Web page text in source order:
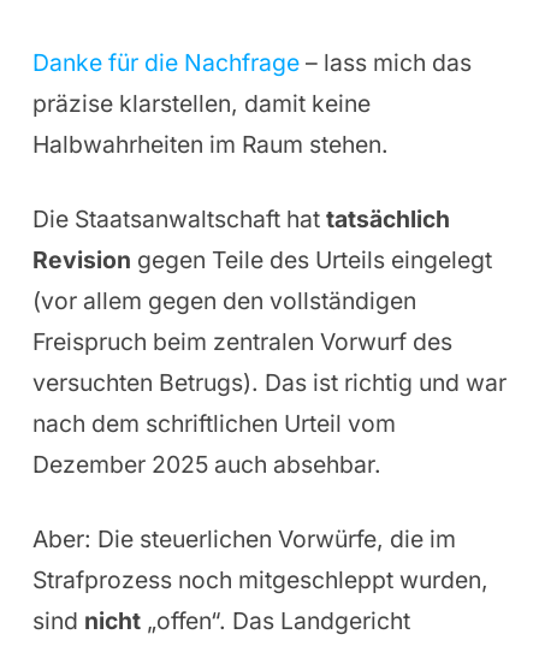
Danke für die Nachfrage– lass mich das
präzise klarstellen, damit keine
Halbwahrheiten im Raum stehen.
Die Staatsanwaltschaft hat tatsächlich
Revision gegen Teile des Urteils eingelegt
(vor allem gegen den vollständigen
Freispruch beim zentralen Vorwurf des
versuchten Betrugs). Das ist richtig und war
nach dem schriftlichen Urteil vom
Dezember 2025 auch absehbar.
Aber: Die steuerlichen Vorwürfe, die im
Strafprozess noch mitgeschleppt wurden,
sind nicht„offen“. Das Landgericht